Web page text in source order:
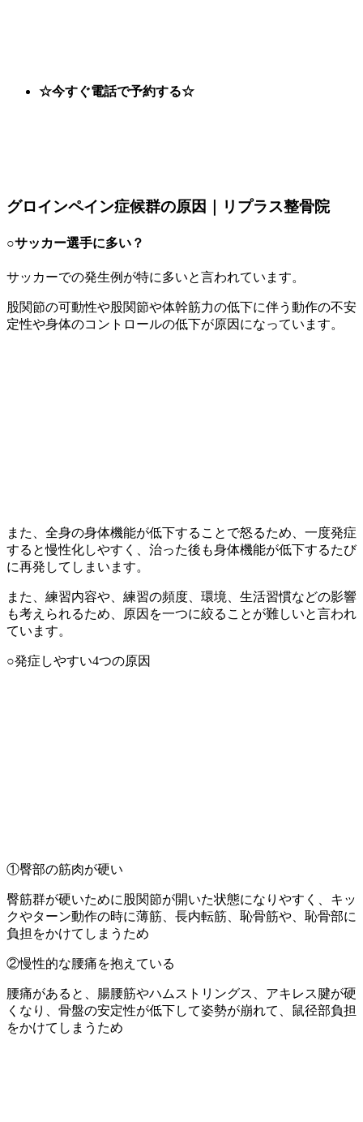
☆今すぐ電話で予約する☆
グロインペイン症候群の原因｜リプラス整骨院
○サッカー選手に多い？
サッカーでの発生例が特に多いと言われています。
股関節の可動性や股関節や体幹筋力の低下に伴う動作の不安
定性や身体のコントロールの低下が原因になっています。
また、全身の身体機能が低下することで怒るため、一度発症
すると慢性化しやすく、治った後も身体機能が低下するたび
に再発してしまいます。
また、練習内容や、練習の頻度、環境、生活習慣などの影響
も考えられるため、原因を一つに絞ることが難しいと言われ
ています。
○発症しやすい4つの原因
①臀部の筋肉が硬い
臀筋群が硬いために股関節が開いた状態になりやすく、キッ
クやターン動作の時に薄筋、長内転筋、恥骨筋や、恥骨部に
負担をかけてしまうため
②慢性的な腰痛を抱えている
腰痛があると、腸腰筋やハムストリングス、アキレス腱が硬
くなり、骨盤の安定性が低下して姿勢が崩れて、鼠径部負担
をかけてしまうため